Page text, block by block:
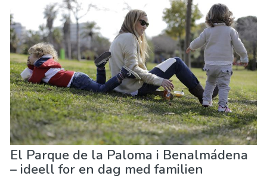
El Parque de la Paloma i Benalmádena
– ideell for en dag med familien